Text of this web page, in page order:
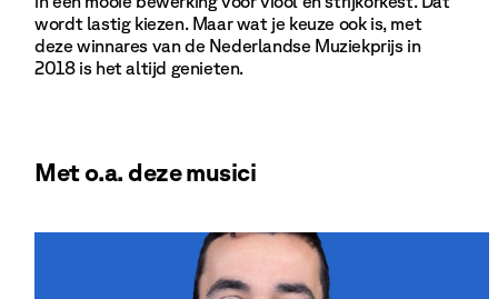
wordt lastig kiezen. Maar wat je keuze ook is, met
deze winnares van de Nederlandse Muziekprijs in
2018 is het altijd genieten.
Met o.a. deze musici